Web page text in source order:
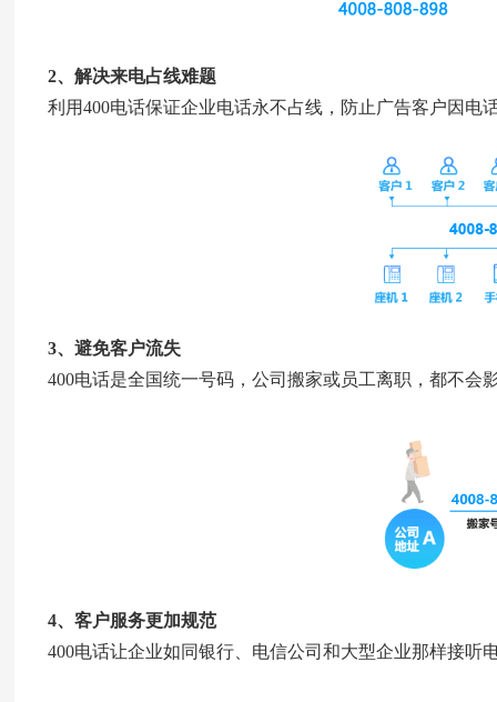
2、解决来电占线难题
利用400电话保证企业电话永不占线，防止广告客户因电
3、避免客户流失
400电话是全国统一号码，公司搬家或员工离职，都不会
4、客户服务更加规范
400电话让企业如同银行、电信公司和大型企业那样接听